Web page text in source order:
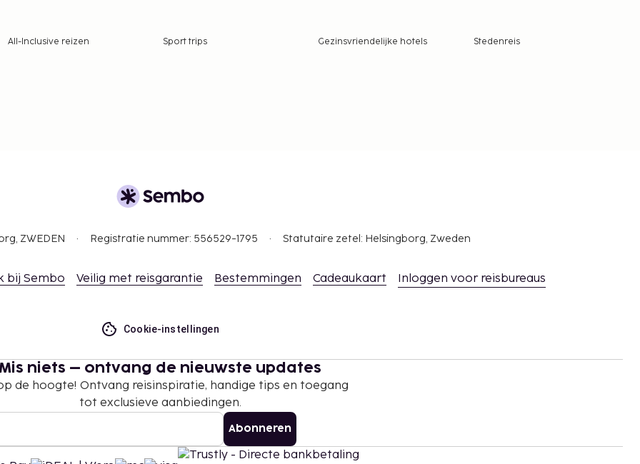
100 te betalen.
All-Inclusive reizen Sport trips Gezinsvriendelijke hotels
Stedenreis
ZWEDEN Registratie nummer: 556529-1795 Statutaire zetel: Helsingborg, Zweden
bij Sembo Veilig met reisgarantie Bestemmingen Cadeaukaart Inloggen voor reisbureaus
Cookie-instellingen
Mis niets – ontvang de nieuwste updates
de hoogte! Ontvang reisinspiratie, handige tips en toegang
tot exclusieve aanbiedingen.
Abonneren